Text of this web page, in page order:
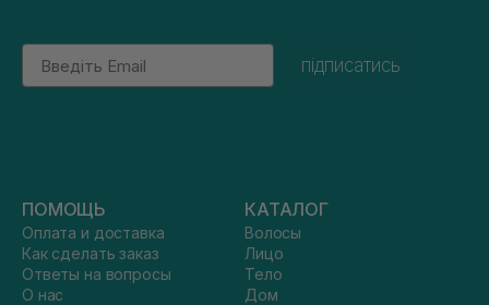
Email
підписатись
ПОМОЩЬ
Оплата и доставка
Как сделать заказ
Ответы на вопросы
О нас
КАТАЛОГ
Волосы
Лицо
Тело
Дом